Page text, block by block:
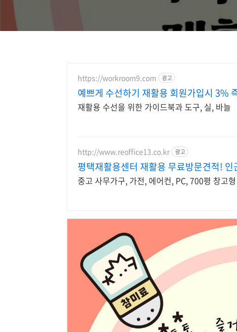
https://workroom9.com 광고
예쁘게 수선하기 재활용 회원가입시 3%
재활용 수선을 위한 가이드북과 도구, 실, 바늘
http://www.reoffice13.co.kr 광고
평택재활용센터 재활용 무료방문견적! 인
중고 사무가구, 가전, 에어컨, PC, 700평 창고